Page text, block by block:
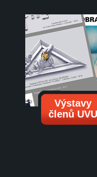
Výstavy
členů UVU